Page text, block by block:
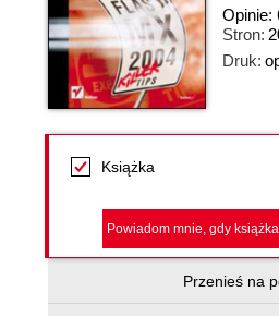
Opinie:
Stron:
Druk:
Książka
Powiadom mnie, gdy
Przenieś na